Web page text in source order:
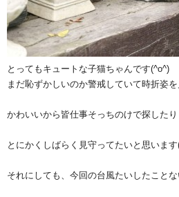
とってもキュートな子猫ちゃんです(^o^)
まだ恥ずかしいのか警戒していて時折姿を
かわいいから皆仕事そっちのけで探したり
とにかくしばらく見守ってたいと思います
それにしても、今回の台風たいしたこと